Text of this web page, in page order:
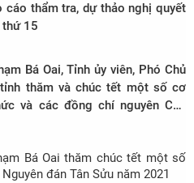
cáo thẩm tra, dự thảo nghị quyết
thứ 15
Bá Oai, Tỉnh ủy viên, Phó Chủ
thăm và chúc tết một số cơ
và các đồng chí nguyên Chủ
Bá Oai thăm chúc tết một số
đán Tân Sửu năm 2021